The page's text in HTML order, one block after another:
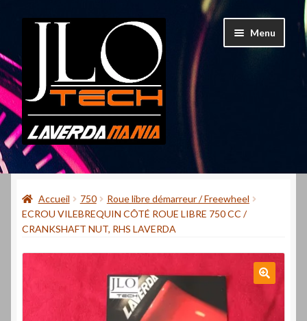
Aller
navigation
Aller
Menu
Accueil
Mon compte
Contact
Accueil 750
Roue libre démarreur / Freewheel
ECROU VILEBREQUIN CÔTÉ ROUE LIBRE 750 CC /
CRANKSHAFT NUT, RHS LAVERDA